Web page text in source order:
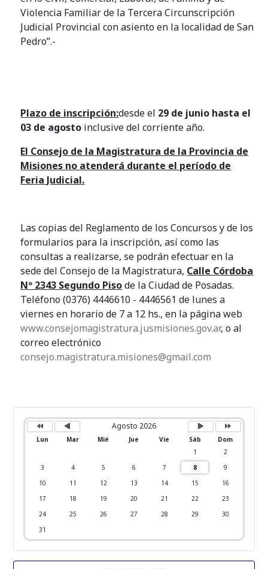
Violencia Familiar de la Tercera Circunscripción
Judicial Provincial con asiento en la localidad de San
Pedro”.-
Plazo de inscripción:desde el 29 de junio hasta el
03 de agosto inclusive del corriente año.
El Consejo de la Magistratura de la Provincia de
Misiones no atenderá durante el período de
Feria Judicial.
Las copias del Reglamento de los Concursos y de los
formularios para la inscripción, así como las
consultas a realizarse, se podrán efectuar en la
sede del Consejo de la Magistratura, Calle Córdoba
Nº 2343 Segundo Pisode la Ciudad de Posadas.
Teléfono (0376) 4446610 - 4446561 de lunes a
viernes en horario de 7 a 12 hs., en la página web
www.consejomagistratura.jusmisiones.gov.ar, o al
correo electrónico
consejo.magistratura.misiones@gmail.com
A
o
a
n
t
o
M
s
a
n
P
ó
x
i
m
o
a
o
P
ó
x
i
m
e
Agosto 2026
Lun Mar Mié Jue Vie Sáb
Dom
1
2
3
4 5 6 7 8
9
10
11 12 13 14 15
16
17
18 19 20 21 22
23
24
25 26 27 28 29
30
31